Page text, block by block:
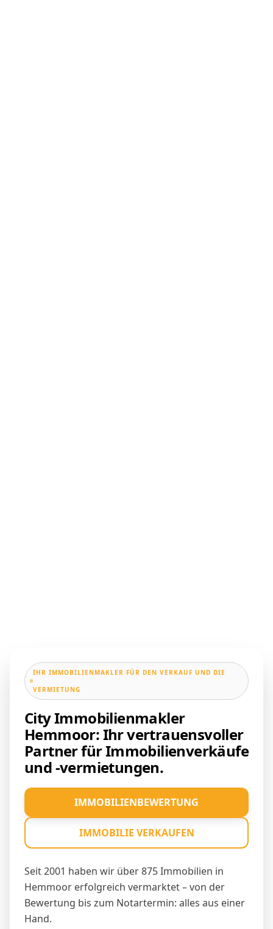
IHR IMMOBILIENMAKLER FÜR DEN VERKAUF UND DIE
VERMIETUNG
City Immobilienmakler
Hemmoor: Ihr vertrauensvoller
Partner für Immobilienverkäufe
und -vermietungen.
Seit 2001 haben wir über 875 Immobilien in
Hemmoor erfolgreich vermarktet – von der
Bewertung bis zum Notartermin: alles aus einer
Hand.
IMMOBILIENBEWERTUNG
IMMOBILIE VERKAUFEN